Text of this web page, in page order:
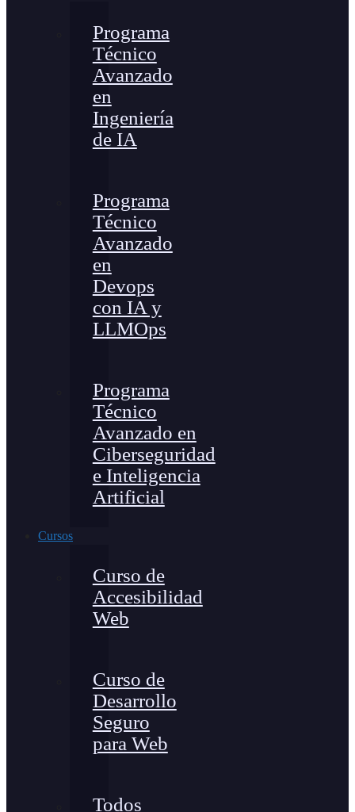
Programa
Técnico
Avanzado
en
Ingeniería
de IA
Programa
Técnico
Avanzado
en
Devops
con IA y
LLMOps
Programa
Técnico
Avanzado en
Ciberseguridad
e Inteligencia
Artificial
Cursos
Curso de
Accesibilidad
Web
Curso de
Desarrollo
Seguro
para Web
Todos